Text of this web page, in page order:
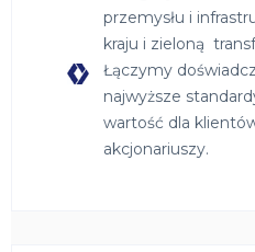
przemysłu i
kraju i zieloną
Łączymy
najwyższe
wartość dla
akcjonariuszy.